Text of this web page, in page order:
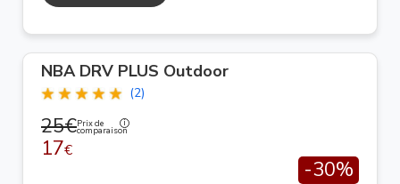
NBA DRV PLUS Outdoor
(2)
25€Prix de
comparaison
17€
-30%